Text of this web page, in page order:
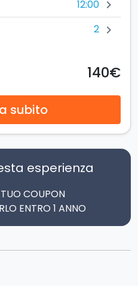
12:00 chevron_right
2 chevron_right
140€
subito
esperienza
COUPON
ENTRO 1 ANNO